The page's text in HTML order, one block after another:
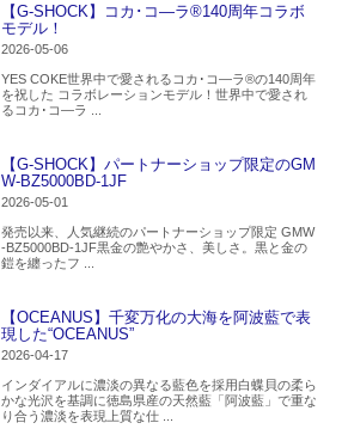
【G-SHOCK】コカ･コ―ラ®140周年コラボ
モデル！
2026-05-06
YES COKE世界中で愛されるコカ･コ―ラ®の140周年
を祝した コラボレーションモデル！世界中で愛され
るコカ･コ―ラ ...
【G-SHOCK】パートナーショップ限定のGM
W-BZ5000BD-1JF
2026-05-01
発売以来、人気継続のパートナーショップ限定 GMW
-BZ5000BD-1JF黒金の艶やかさ、美しさ。黒と金の
鎧を纏ったフ ...
【OCEANUS】千変万化の大海を阿波藍で表
現した“OCEANUS”
2026-04-17
インダイアルに濃淡の異なる藍色を採用白蝶貝の柔ら
かな光沢を基調に徳島県産の天然藍「阿波藍」で重な
り合う濃淡を表現上質な仕 ...